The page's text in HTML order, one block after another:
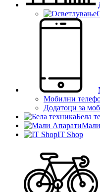
Мобилни
Додатоци за
Бела
IT Shop